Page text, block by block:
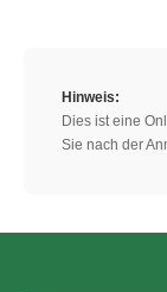
Hinweis:
Dies ist eine
Sie nach der